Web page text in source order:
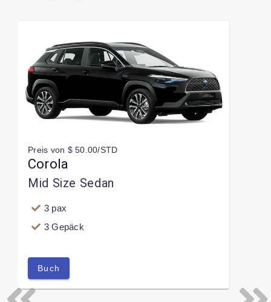
Preis von $ 50.00/STD
Corola
Mid Size Sedan
3 pax
3 Gepäck
Buch